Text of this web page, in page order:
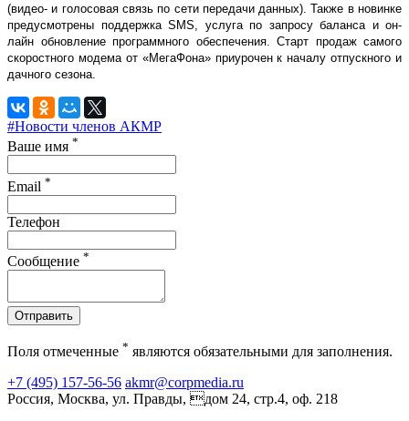
(видео- и голосовая связь по сети передачи данных). Также в новинке
предусмотрены поддержка SMS, услуга по запросу баланса и он-
лайн обновление программного обеспечения. Старт продаж самого
скоростного модема от «МегаФона» приурочен к началу отпускного и
дачного сезона.
#Новости членов АКМР
Ваше имя *
Email *
Телефон
Сообщение *
Отправить
Поля отмеченные * являются обязательными для заполнения.
+7 (495) 157-56-56 akmr@corpmedia.ru
Россия, Москва, ул. Правды, дом 24, стр.4, оф. 218